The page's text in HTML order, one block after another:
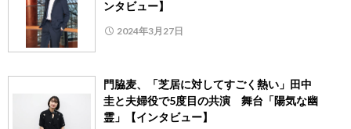
ンタビュー】
2024年3月27日
門脇麦、「芝居に対してすごく熱い」田中
圭と夫婦役で5度目の共演 舞台「陽気な幽
霊」【インタビュー】